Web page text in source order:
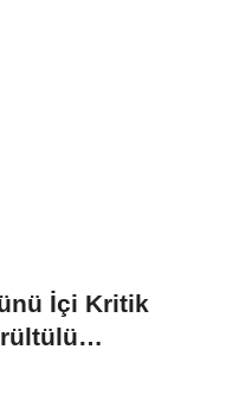
İçi Kritik